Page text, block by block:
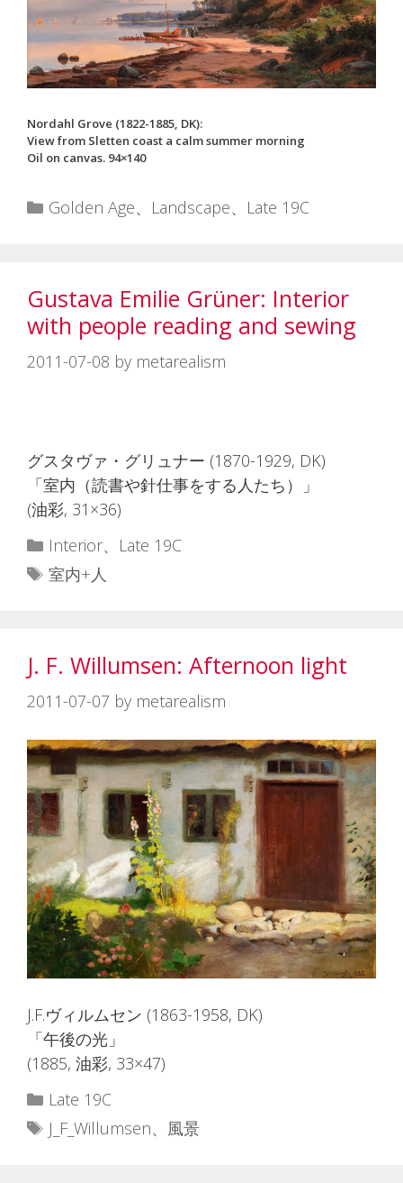
Nordahl Grove (1822-1885, DK):
View from Sletten coast a calm summer morning
Oil on canvas. 94×140
カ
ー
Golden Age、 Landscape、 Late 19C
Gustava Emilie Grüner: Interior
with people reading and sewing
2011-07-08 by metarealism
グスタヴァ・グリュナー (1870-1929, DK)
「室内（読書や針仕事をする人たち）」
(油彩, 31×36)
カ
テ
Interior、 Late 19C
タ
室内+人
J. F. Willumsen: Afternoon light
2011-07-07 by metarealism
J.F.ヴィルムセン (1863-1958, DK)
「午後の光」
(1885, 油彩, 33×47)
カ
テ
ゴ
Late 19C
タ
J_F_Willumsen、 風景